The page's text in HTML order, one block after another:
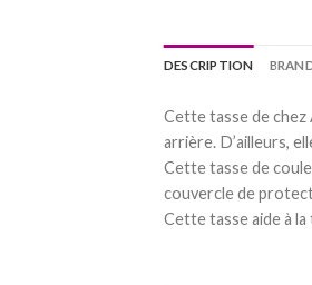
DESCRIPTION
Cette tasse de chez
arrière. D’ailleurs,
Cette tasse de
couvercle de
Cette tasse aide à